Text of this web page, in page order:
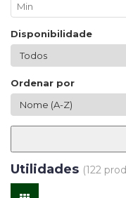
Disponibilidade
Ordenar por
Utilidades (122